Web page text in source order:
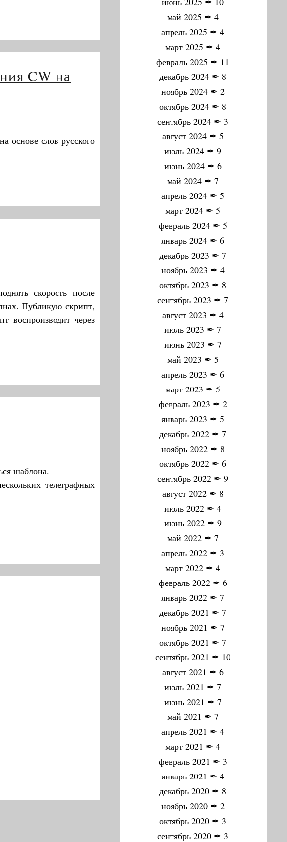
CW на
основе слов русского
скорость после
Публикую скрипт,
воспроизводит через
шаблона.
телеграфных
май 2025 ✒ 4
апрель 2025 ✒ 4
март 2025 ✒ 4
февраль 2025 ✒ 11
декабрь 2024 ✒ 8
ноябрь 2024✒ 2
октябрь 2024 ✒ 8
сентябрь 2024 ✒ 3
август 2024✒ 5
июль 2024 ✒ 9
июнь 2024✒ 6
май 2024✒ 7
апрель 2024 ✒ 5
март 2024 ✒ 5
февраль 2024✒ 5
январь 2024 ✒ 6
декабрь 2023 ✒ 7
ноябрь 2023 ✒ 4
октябрь 2023 ✒ 8
сентябрь 2023 ✒ 7
август 2023 ✒ 4
июль 2023 ✒ 7
июнь 2023 ✒ 7
май 2023 ✒ 5
апрель 2023 ✒ 6
март 2023 ✒ 5
февраль 2023 ✒ 2
январь 2023 ✒ 5
декабрь 2022 ✒ 7
ноябрь 2022✒ 8
октябрь 2022 ✒ 6
сентябрь 2022 ✒ 9
август 2022✒ 8
июль 2022 ✒ 4
июнь 2022✒ 9
май 2022✒ 7
апрель 2022 ✒ 3
март 2022 ✒ 4
февраль 2022✒ 6
январь 2022 ✒ 7
декабрь 2021 ✒ 7
ноябрь 2021 ✒ 7
октябрь 2021 ✒ 7
сентябрь 2021 ✒ 10
август 2021 ✒ 6
июль 2021 ✒ 7
июнь 2021 ✒ 7
май 2021 ✒ 7
апрель 2021 ✒ 4
март 2021 ✒ 4
февраль 2021 ✒ 3
январь 2021 ✒ 4
декабрь 2020 ✒ 8
ноябрь 2020✒ 2
октябрь 2020 ✒ 3
сентябрь 2020 ✒ 3